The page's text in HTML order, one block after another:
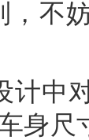
，不
中对
身尺